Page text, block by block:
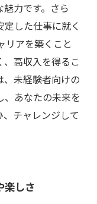
力です。さら
した仕事に就く
リアを築くこと
高収入を得るこ
、未経験者向けの
あなたの未来を
チャレンジして
楽しさ